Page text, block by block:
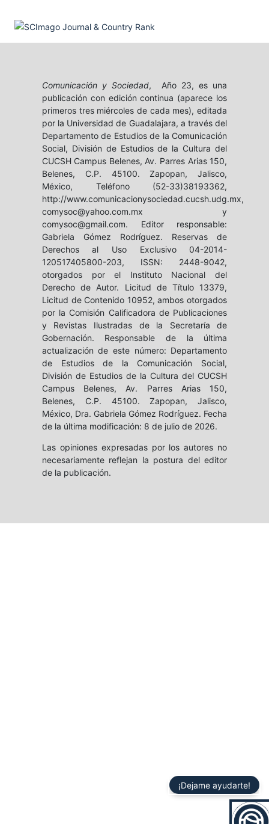
Comunicación y Sociedad, Año 23, es una
publicación con edición continua (aparece los
primeros tres miércoles de cada mes), editada
por la Universidad de Guadalajara, a través del
Departamento de Estudios de la Comunicación
Social, División de Estudios de la Cultura del
CUCSH Campus Belenes, Av. Parres Arias 150,
Belenes, C.P. 45100. Zapopan, Jalisco,
México, Teléfono (52-33)38193362,
http://www.comunicacionysociedad.cucsh.udg.mx,
comysoc@yahoo.com.mx y
comysoc@gmail.com. Editor responsable:
Gabriela Gómez Rodríguez. Reservas de
Derechos al Uso Exclusivo 04-2014-
120517405800-203, ISSN: 2448-9042,
otorgados por el Instituto Nacional del
Derecho de Autor. Licitud de Título 13379,
Licitud de Contenido 10952, ambos otorgados
por la Comisión Calificadora de Publicaciones
y Revistas Ilustradas de la Secretaría de
Gobernación. Responsable de la última
actualización de este número: Departamento
de Estudios de la Comunicación Social,
División de Estudios de la Cultura del CUCSH
Campus Belenes, Av. Parres Arias 150,
Belenes, C.P. 45100. Zapopan, Jalisco,
México, Dra. Gabriela Gómez Rodríguez. Fecha
de la última modificación: 8 de julio de 2026.
Las opiniones expresadas por los autores no
necesariamente reflejan la postura del editor
de la publicación.
¡Dejame ayudarte!